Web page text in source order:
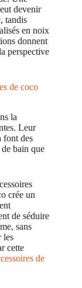
devenir
tandis
en noix
donnent
perspective
de coco
la
Leur
font des
bain que
crée un
de séduire
sans
les
cette
de